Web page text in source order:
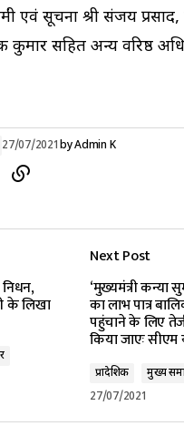
एवं सूचना श्री संजय
कुमार सहित अन्य वरिष्ठ
27/07/2021byAdmin K
के लिखा
Next Post
‘मुख्यमंत्री कन्या
का लाभ पात्र
पहुंचाने के लिए
किया जाएः सीएम
प्रादेशिक
मुख्य
27/07/2021